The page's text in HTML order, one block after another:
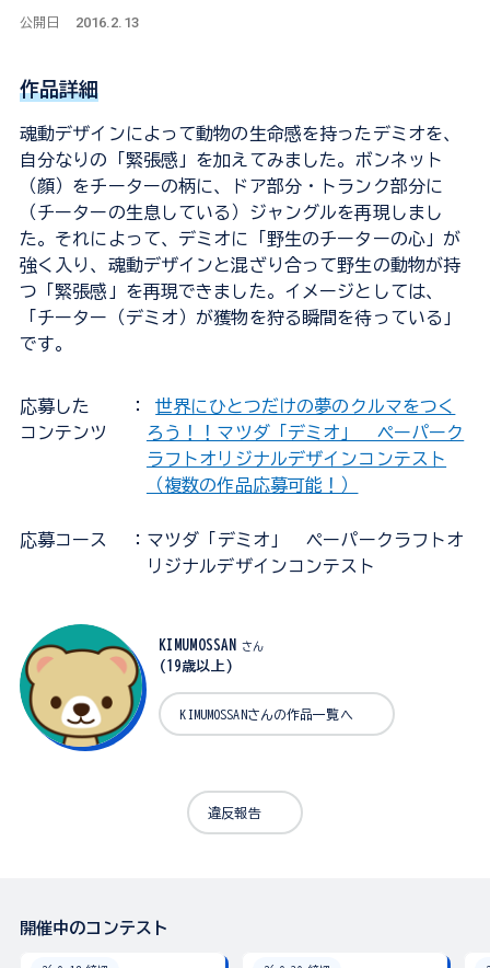
公開日 2016.2.13
作品詳細
魂動デザインによって動物の生命感を持ったデミオを、
自分なりの「緊張感」を加えてみました。ボンネット
（顔）をチーターの柄に、ドア部分・トランク部分に
（チーターの生息している）ジャングルを再現しまし
た。それによって、デミオに「野生のチーターの心」が
強く入り、魂動デザインと混ざり合って野生の動物が持
つ「緊張感」を再現できました。イメージとしては、
「チーター（デミオ）が獲物を狩る瞬間を待っている」
です。
応募した
コンテンツ
：世界にひとつだけの夢のクルマをつく
ろう！！マツダ「デミオ」 ペーパーク
ラフトオリジナルデザインコンテスト
（複数の作品応募可能！）
応募コース
：マツダ「デミオ」 ペーパークラフトオ
リジナルデザインコンテスト
KIMUMOSSAN さん
(19歳以上)
KIMUMOSSANさんの作品一覧へ
違反報告
開催中のコンテスト